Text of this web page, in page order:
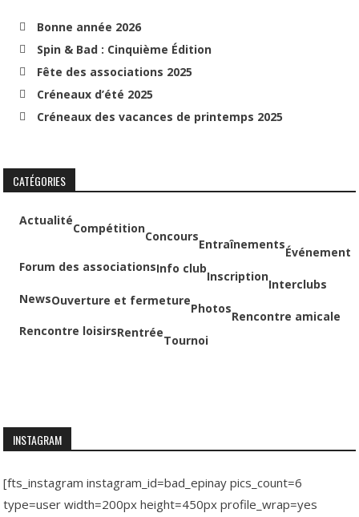
Bonne année 2026
Spin & Bad : Cinquième Édition
Fête des associations 2025
Créneaux d’été 2025
Créneaux des vacances de printemps 2025
CATÉGORIES
Actualité
Compétition
Concours
Entraînements
Événement
Forum des associationsInfo club
Inscription
Interclubs
NewsOuverture et fermeture
Photos
Rencontre amicale
Rencontre loisirsRentrée
Tournoi
INSTAGRAM
[fts_instagram instagram_id=bad_epinay pics_count=6
type=user width=200px height=450px profile_wrap=yes